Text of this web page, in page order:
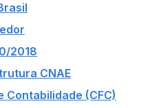
2018
CNAE
Contabilidade (CFC)